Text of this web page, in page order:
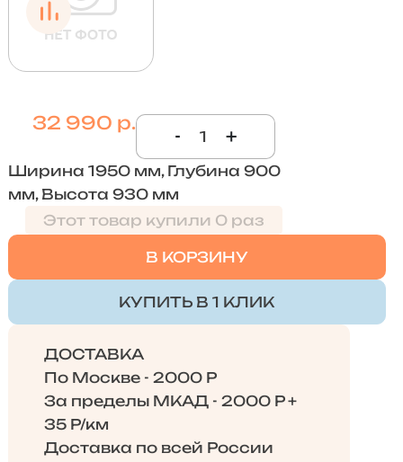
32 990 р.
- +
Ширина 1950 мм, Глубина 900
мм, Высота 930 мм
Этот товар купили 0 раз
В КОРЗИНУ
КУПИТЬ В 1 КЛИК
ДОСТАВКА
По Москве - 2000 Р
За пределы МКАД - 2000 Р +
35 Р/км
Доставка по всей России